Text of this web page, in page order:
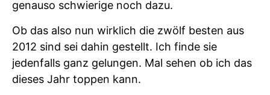
genauso schwierige noch dazu.
Ob das also nun wirklich die zwölf besten aus
2012 sind sei dahin gestellt. Ich finde sie
jedenfalls ganz gelungen. Mal sehen ob ich das
dieses Jahr toppen kann.